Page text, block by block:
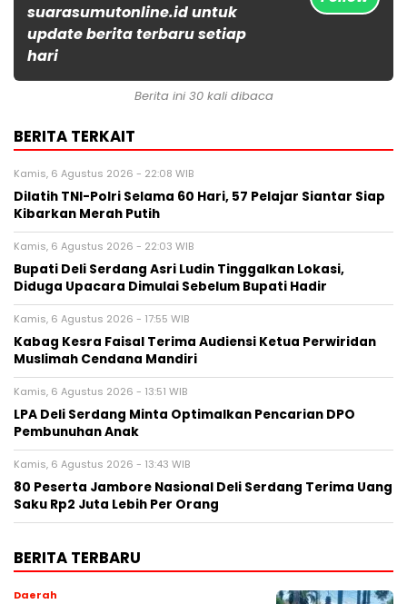
suarasumutonline.id untuk
update berita terbaru setiap
hari
Berita ini 30 kali dibaca
BERITA TERKAIT
Kamis, 6 Agustus 2026 - 22:08 WIB
Dilatih TNI-Polri Selama 60 Hari, 57 Pelajar Siantar Siap
Kibarkan Merah Putih
Kamis, 6 Agustus 2026 - 22:03 WIB
Bupati Deli Serdang Asri Ludin Tinggalkan Lokasi,
Diduga Upacara Dimulai Sebelum Bupati Hadir
Kamis, 6 Agustus 2026 - 17:55 WIB
Kabag Kesra Faisal Terima Audiensi Ketua Perwiridan
Muslimah Cendana Mandiri
Kamis, 6 Agustus 2026 - 13:51 WIB
LPA Deli Serdang Minta Optimalkan Pencarian DPO
Pembunuhan Anak
Kamis, 6 Agustus 2026 - 13:43 WIB
80 Peserta Jambore Nasional Deli Serdang Terima Uang
Saku Rp2 Juta Lebih Per Orang
BERITA TERBARU
Daerah